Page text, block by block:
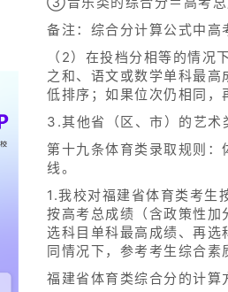
备注：综合分计算公式中高
（2）在投档分相等的情
之和、语文或数学单科最
低排序；如果位次仍相同，
3.其他省（区、市）的艺术
第十九条体育类录取规则
线。
1.我校对福建省体育类考生
按高考总成绩（含政策性
选科目单科最高成绩、再
同情况下，参考考生综合素
福建省体育类综合分的计